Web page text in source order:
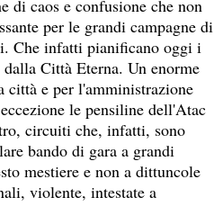
di caos e confusione che non
per le grandi campagne di
Che infatti pianificano oggi i
Città Eterna. Un enorme
città e per l'amministrazione
le pensiline dell'Atac
circuiti che, infatti, sono
bando di gara a grandi
mestiere e non a dittuncole
violente, intestate a